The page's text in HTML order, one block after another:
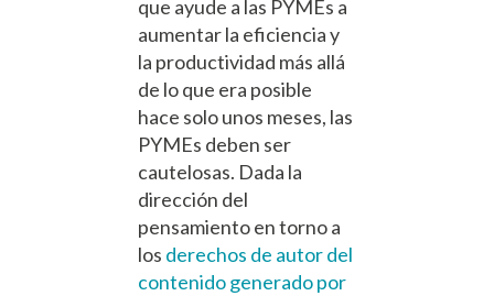
que ayude a las PYMEs a
aumentar la eficiencia y
la productividad más allá
de lo que era posible
hace solo unos meses, las
PYMEs deben ser
cautelosas. Dada la
dirección del
pensamiento en torno a
los derechos de autor del
contenido generado por